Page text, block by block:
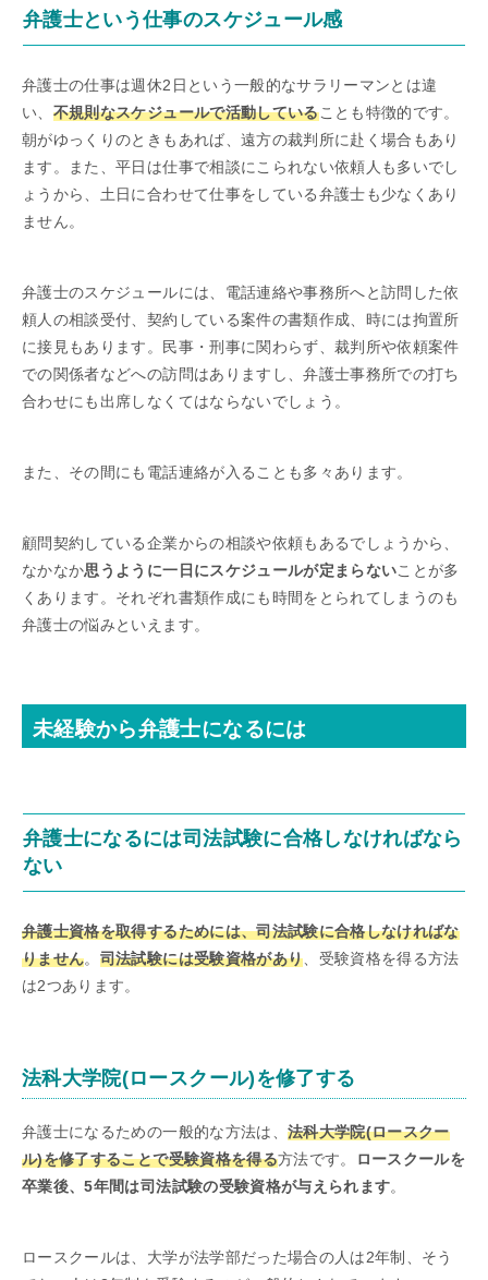
弁護士という仕事のスケジュール感
弁護士の仕事は週休2日という一般的なサラリーマンとは違
い、 不規則なスケジュールで活動していることも特徴的です。
朝がゆっくりのときもあれば、遠方の裁判所に赴く場合もあり
ます。また、平日は仕事で相談にこられない依頼人も多いでし
ょうから、土日に合わせて仕事をしている弁護士も少なくあり
ません。
弁護士のスケジュールには、電話連絡や事務所へと訪問した依
頼人の相談受付、契約している案件の書類作成、時には拘置所
に接見もあります。民事・刑事に関わらず、裁判所や依頼案件
での関係者などへの訪問はありますし、弁護士事務所での打ち
合わせにも出席しなくてはならないでしょう。
また、その間にも電話連絡が入ることも多々あります。
顧問契約している企業からの相談や依頼もあるでしょうから、
なかなか思うように一日にスケジュールが定まらないことが多
くあります。それぞれ書類作成にも時間をとられてしまうのも
弁護士の悩みといえます。
未経験から弁護士になるには
弁護士になるには司法試験に合格しなければなら
ない
弁護士資格を取得するためには、司法試験に合格しなければな
りません。 司法試験には受験資格があり 、受験資格を得る方法
は2つあります。
法科大学院(ロースクール)を修了する
弁護士になるための一般的な方法は、 法科大学院(ロースクー
ル)を修了することで受験資格を得る方法です。
ロースクールを
卒業後、5年間は司法試験の受験資格が与えられます。
ロースクールは、大学が法学部だった場合の人は2年制、そう